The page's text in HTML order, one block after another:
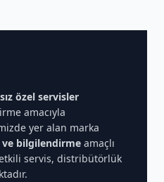
özel servisler
amacıyla
yer alan marka
ve bilgilendirme amaçlı
servis, distribütörlük